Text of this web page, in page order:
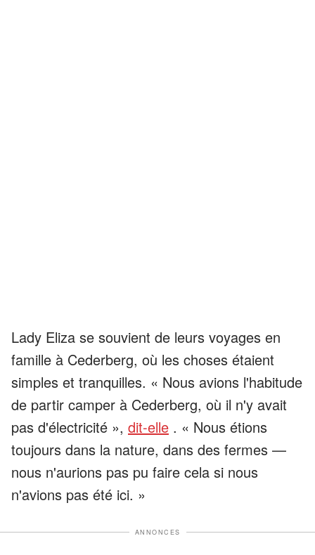
Lady Eliza se souvient de leurs voyages en
famille à Cederberg, où les choses étaient
simples et tranquilles. « Nous avions l'habitude
de partir camper à Cederberg, où il n'y avait
pas d'électricité », dit-elle . « Nous étions
toujours dans la nature, dans des fermes —
nous n'aurions pas pu faire cela si nous
n'avions pas été ici. »
ANNONCES